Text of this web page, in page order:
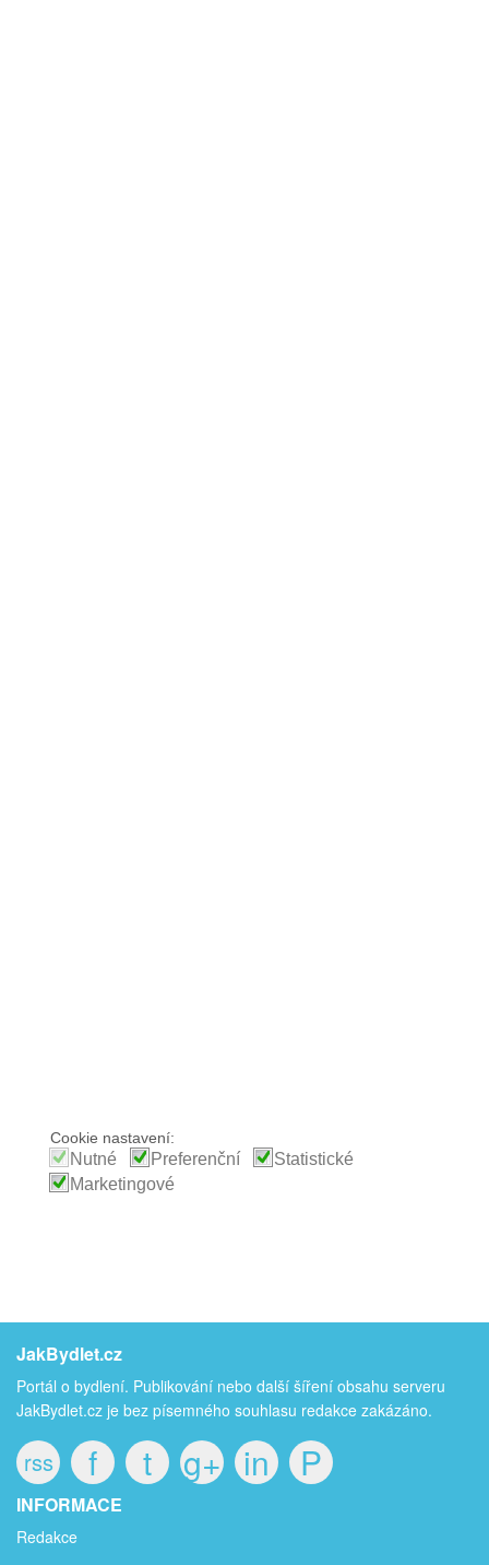
JakBydlet.cz
Portál o bydlení. Publikování nebo další šíření obsahu serveru
JakBydlet.cz je bez písemného souhlasu redakce zakázáno.
rss f t g+ in P
INFORMACE
Redakce
Cookie nastavení:
Nutné Preferenční
Statistické
Marketingové